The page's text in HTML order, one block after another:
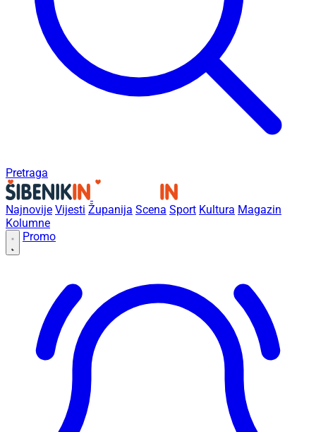
Pretraga
Najnovije Vijesti Županija Scena Sport Kultura Magazin
Kolumne
Promo